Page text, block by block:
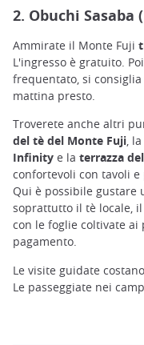
2. Obuchi Sasaba
Ammirate il Monte Fuji
L'ingresso è gratuito.
frequentato, si
mattina presto.
Troverete anche altri
del tè del Monte Fuji, la
Infinity e la terrazza
confortevoli con tavoli
Qui è possibile gustare
soprattutto il tè locale,
con le foglie coltivate ai
pagamento.
Le visite guidate
Le passeggiate nei